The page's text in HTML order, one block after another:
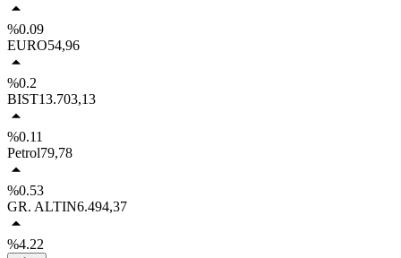
%0.09
EURO54,96
%0.2
BIST13.703,13
%0.11
Petrol79,78
%0.53
GR. ALTIN6.494,37
%4.22